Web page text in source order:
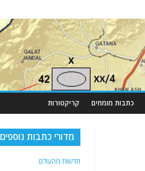
כתבות מומחים קריקטורות
מדורי כתבות נוספים
חדשות מהעולם